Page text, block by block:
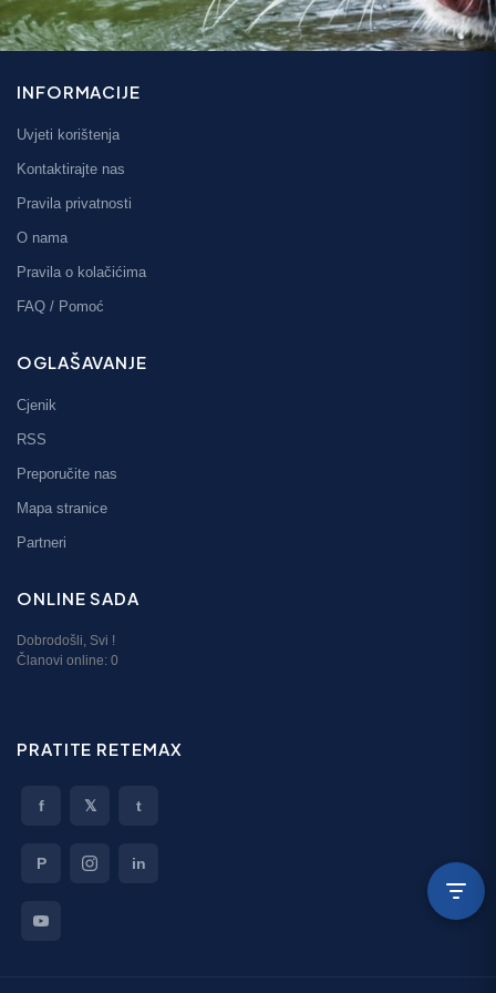
INFORMACIJE
Uvjeti korištenja
Kontaktirajte nas
Pravila privatnosti
O nama
Pravila o kolačićima
FAQ / Pomoć
OGLAŠAVANJE
Cjenik
RSS
Preporučite nas
Mapa stranice
Partneri
ONLINE SADA
Dobrodošli, Svi !
Članovi online: 0
PRATITE RETEMAX
f 𝕏 t
P in